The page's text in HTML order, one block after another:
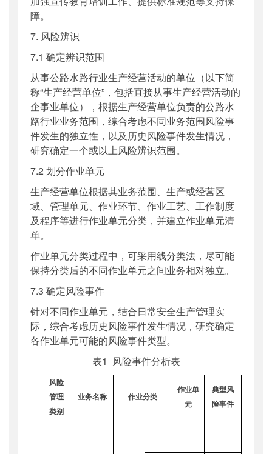
障。
7. 风险辨识
7.1 确定辨识范围
从事公路水路行业生产经营活动的单位（以下简
称“生产经营单位”，包括直接从事生产经营活动的
企事业单位），根据生产经营单位负责的公路水
路行业业务范围，综合考虑不同业务范围风险事
件发生的独立性，以及历史风险事件发生情况，
研究确定一个或以上风险辨识范围。
7.2 划分作业单元
生产经营单位根据其业务范围、生产或经营区
域、管理单元、作业环节、作业工艺、工作制度
及程序等进行作业单元分类，并建立作业单元清
单。
作业单元分类过程中，可采用线分类法，尽可能
保持分类后的不同作业单元之间业务相对独立。
7.3 确定风险事件
针对不同作业单元，结合日常安全生产管理实
际，综合考虑历史风险事件发生情况，研究确定
各作业单元可能的风险事件类型。
表1 风险事件分析表
风险
管理
类别
业务名称 作业分类
作业单
元
典型风
险事件